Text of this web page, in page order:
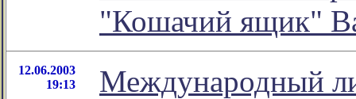
"Кошачий ящик"
12.06.2003
19:13
Международный